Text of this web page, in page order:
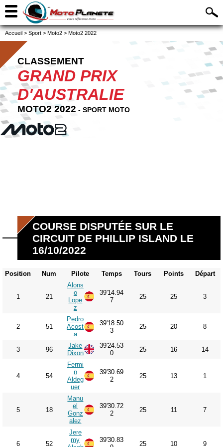
Accueil > Sport > Moto2 > Moto2 2022
CLASSEMENT
GRAND PRIX
D'AUSTRALIE
MOTO2 2022 - SPORT MOTO
COURSE DISPUTÉE SUR LE
CIRCUIT DE PHILLIP ISLAND LE
16/10/2022
Position Num Pilote Temps Tours Points Départ
1 21
Alons
o
Lope
z
39'14.94
7
25 25 3
2 51
Pedro
Acost
a
39'18.50
3
25 20 8
3 96
Jake
Dixon
39'24.53
0
25 16 14
4 54
Fermi
n
Aldeg
uer
39'30.69
2
25 13 1
5 18
Manu
el
Gonz
alez
39'30.72
2
25 11 7
6 52
Jere
my
39'30.83
25 10 9